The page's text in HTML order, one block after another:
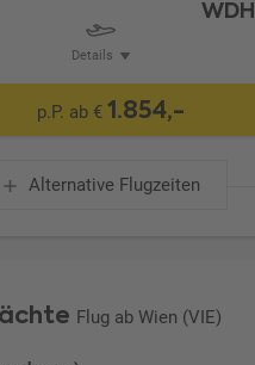
Details
WDH
p.P. ab € 1.854,-
Alternative Flugzeiten
Flug ab Wien (VIE)